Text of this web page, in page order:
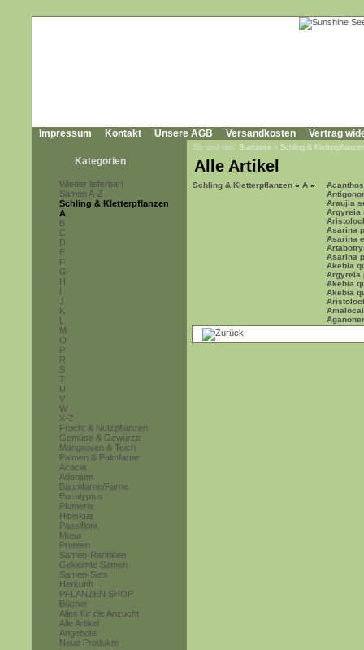
Impressum Kontakt Unsere AGB Versandkosten Vertrag
Kategorien
Wieder lieferbar!
Samen A-Z
Schling & Kletterpflanzen
A
B
C
D
E
F
G
H
I
J
K
L
M
O
P
R
S
T
U
V
W
X-Z
Frucht & Nutzpflanzen
Gemüse & Gewürze
Mangroven & Teich
Palmen & Palmfarne
Acacia
Adenium
Baumfarne/Farne
Eucalyptus
Plumeria
Hibiskus
Passiflora
Musa
Proteen
Samen-Raritäten
Gekeimte Samen
Samen-Sets
Herkunft
PFLANZEN SHOP
Bücher
Alles für die Anzucht
Alle Artikel
Angebote
Neue Produkte
Sie sind hier: Startseite » Schling & Kletterpflanzen
Alle Artikel
Schling & Kletterpflanzen » A »
Araujia
Argyreia
Asarina
Asarina
Asarina
Akebia
Argyreia
Akebia
Akebia